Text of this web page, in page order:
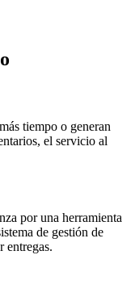
tiempo o generan
el servicio al
por una herramienta
de gestión de
entregas.